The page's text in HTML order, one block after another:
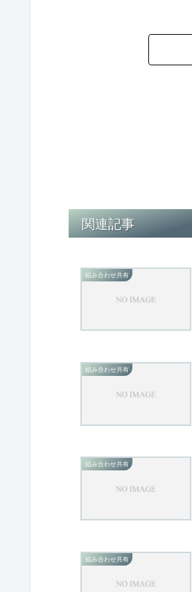
関連記事
組み合わせ共有
組み合わせ共有
組み合わせ共有
組み合わせ共有